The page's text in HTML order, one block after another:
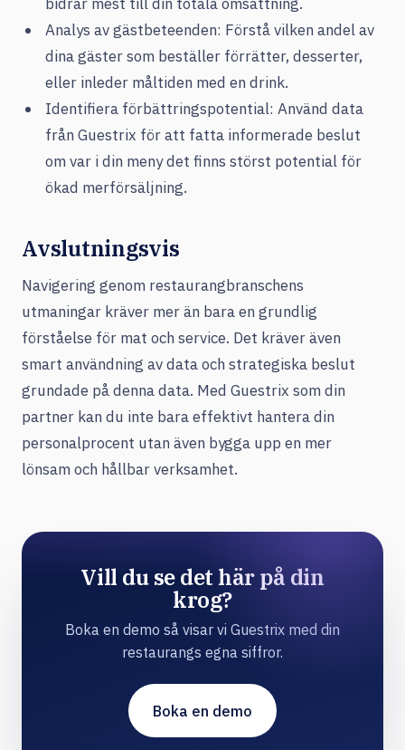
Analys av gästbeteenden: Förstå vilken andel av
dina gäster som beställer förrätter, desserter,
eller inleder måltiden med en drink.
Identifiera förbättringspotential: Använd data
från Guestrix för att fatta informerade beslut
om var i din meny det finns störst potential för
ökad merförsäljning.
Avslutningsvis
Navigering genom restaurangbranschens
utmaningar kräver mer än bara en grundlig
förståelse för mat och service. Det kräver även
smart användning av data och strategiska beslut
grundade på denna data. Med Guestrix som din
partner kan du inte bara effektivt hantera din
personalprocent utan även bygga upp en mer
lönsam och hållbar verksamhet.
Vill du se det här på din
krog?
Boka en demo så visar vi Guestrix med din
restaurangs egna siffror.
Boka en demo